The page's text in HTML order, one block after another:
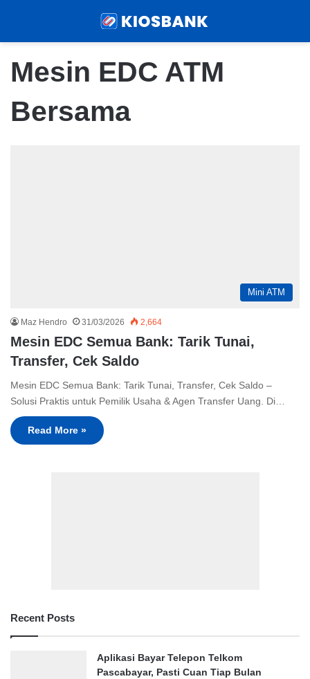
Mesin EDC ATM
Bersama
Mini ATM
Maz Hendro 31/03/2026 2,664
Mesin EDC Semua Bank: Tarik Tunai,
Transfer, Cek Saldo
Mesin EDC Semua Bank: Tarik Tunai, Transfer, Cek Saldo –
Solusi Praktis untuk Pemilik Usaha & Agen Transfer Uang. Di…
Read More »
Recent Posts
Aplikasi Bayar Telepon Telkom
Pascabayar, Pasti Cuan Tiap Bulan